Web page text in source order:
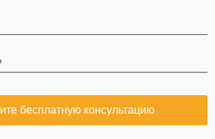
бесплатную консультацию